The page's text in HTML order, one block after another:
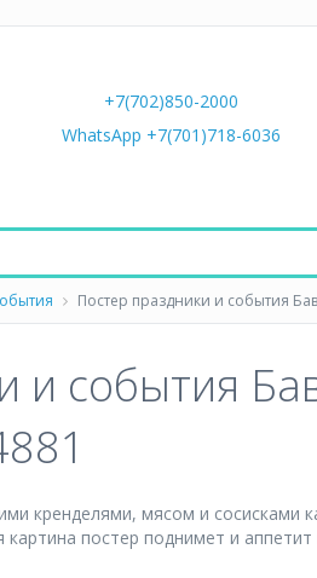
+7(702)850-2000
WhatsApp +7(701)718-6036
Постер праздники и события
и события
кренделями, мясом и
постер поднимет и